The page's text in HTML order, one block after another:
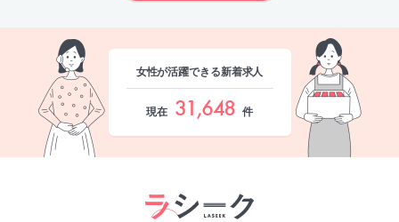
女性が活躍できる新着求人
現在 31,648 件